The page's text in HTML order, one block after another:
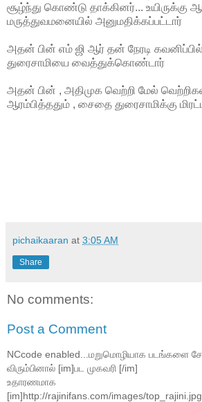
சூழ்ந்து கொண்டு தாக்கினர்... உயிருக்கு
மருத்துவமனையில் அனுமதிக்கப்பட்டார்
அதன் பின் எம் ஜி ஆர் தன் நேரடி
துரைசாமியை வைத்துக்கொண்டார்
அதன் பின் , அதிமுக வெற்றி மேல்
ஆரம்பித்ததும் , சைதை துரைசாமிக்கு
pichaikaaran at 3:05 AM
Share
No comments:
Post a Comment
NCcode enabled...மறுமொழியாக படங்களை
விரும்பினால் [im]பட முகவரி [/im]
உதாரணமாக
[im]http://rajinifans.com/images/